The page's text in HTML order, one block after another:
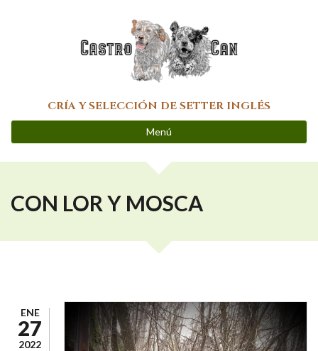
CRÍA Y SELECCIÓN DE SETTER INGLÉS
Menú
CON LOR Y MOSCA
ENE
27
2022